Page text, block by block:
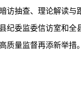
访抽查、理论解读与
纪委监委信访室和全
量监督再添新举措